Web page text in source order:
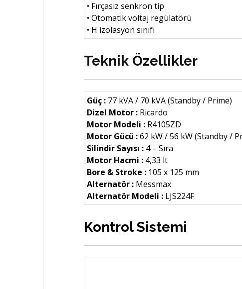
• Fırçasız senkron tip
• Otomatik voltaj regülatörü
• H izolasyon sınıfı
Teknik Özellikler
Güç : 77 kVA / 70 kVA (Standby / Prime)
Dizel Motor : Ricardo
Motor Modeli : R4105ZD
Motor Gücü :62 kW / 56 kW (Standby /
Silindir Sayısı : 4 – Sıra
Motor Hacmi : 4,33 lt
Bore & Stroke : 105 x 125 mm
Alternatör : Messmax
Alternatör Modeli : LJS224F
Kontrol Sistemi